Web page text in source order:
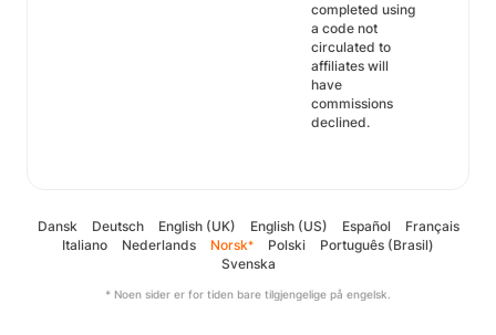
completed using
a code not
circulated to
affiliates will
have
commissions
declined.
Dansk Deutsch English (UK) English (US) Español
Français
Italiano
Nederlands Norsk* Polski
Português (Brasil)
Svenska
* Noen sider er for tiden bare tilgjengelige på engelsk.